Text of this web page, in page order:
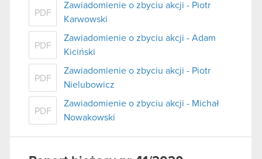
PDF
Zawiadomienie o zbyciu akcji - Piotr
Karwowski
PDF
Zawiadomienie o zbyciu akcji - Adam
Kiciński
PDF
Zawiadomienie o zbyciu akcji - Piotr
Nielubowicz
PDF
Zawiadomienie o zbyciu akcji - Michał
Nowakowski